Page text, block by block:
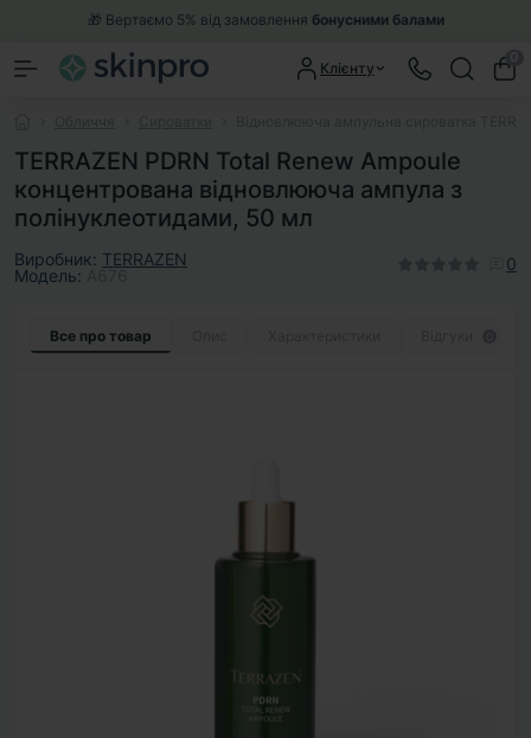
🎁 Вертаємо 5% від замовлення бонусними балами
Клієнту
TERRAZEN PDRN Total Renew Ampoule
концентрована відновлююча ампула з
полінуклеотидами, 50 мл
Виробник: TERRAZEN
Модель:
0
Все про товар